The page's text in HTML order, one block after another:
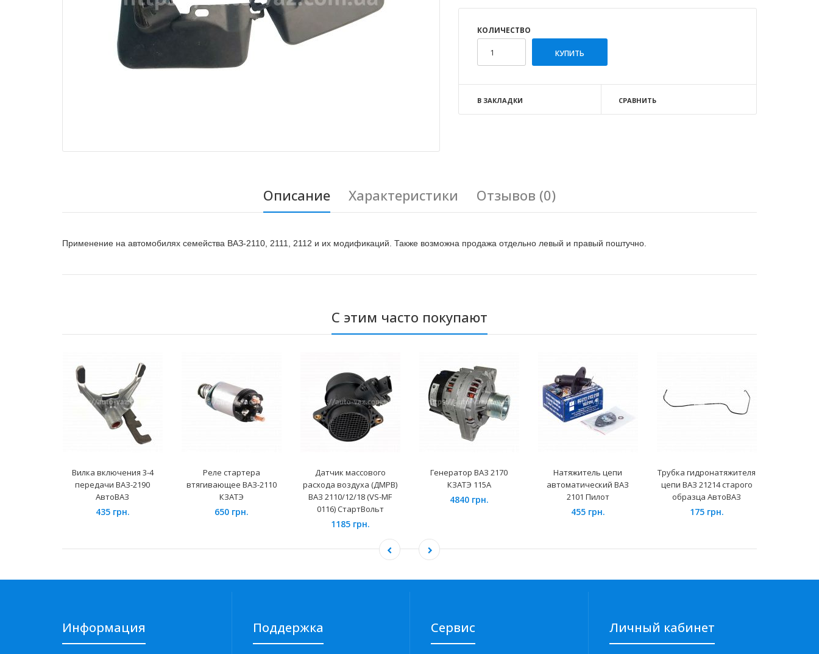
КОЛИЧЕСТВО
В ЗАКЛАДКИ СРАВНИТЬ
Описание Характеристики Отзывов (0)
Применение на автомобилях семейства ВАЗ-2110, 2111, 2112 и их модификаций. Также возможна продажа отдельно левый и правый поштучно.
С этим часто покупают
Вилка включения 3-4
передачи ВАЗ-2190
АвтоВАЗ
435 грн.
Реле стартера
втягивающее ВАЗ-2110
КЗАТЭ
650 грн.
Датчик массового
расхода воздуха (ДМРВ)
ВАЗ 2110/12/18 (VS-MF
0116) СтартВольт
1185 грн.
Генератор ВАЗ 2170
КЗАТЭ 115А
4840 грн.
Натяжитель цепи
автоматический ВАЗ
2101 Пилот
455 грн.
Трубка гидронатяжителя
цепи ВАЗ 21214 старого
образца АвтоВАЗ
175 грн.
Информация Поддержка Сервис Личный кабинет